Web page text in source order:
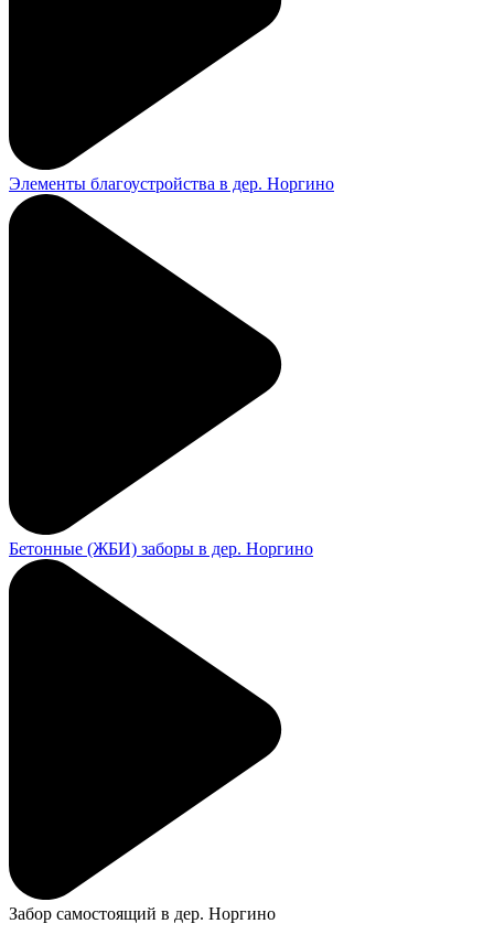
Элементы благоустройства в дер. Норгино
Бетонные (ЖБИ) заборы в дер. Норгино
Забор самостоящий в дер. Норгино